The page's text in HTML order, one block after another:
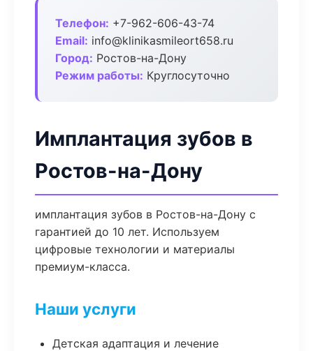
Телефон: +7-962-606-43-74
Email: info@klinikasmileort658.ru
Город: Ростов-на-Дону
Режим работы: Круглосуточно
Имплантация зубов в
Ростов-на-Дону
имплантация зубов в Ростов-на-Дону с
гарантией до 10 лет. Используем
цифровые технологии и материалы
премиум-класса.
Наши услуги
Детская адаптация и лечение